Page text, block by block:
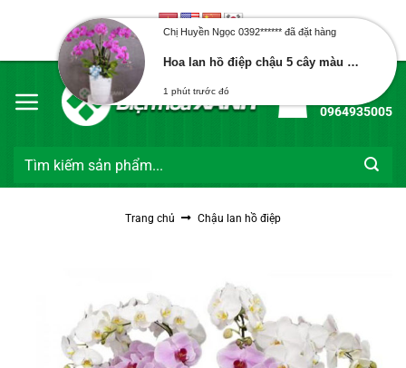
Chào mừng bạn đến với Điện Hoa Xanh
0964935005
Tìm
Trang chủ Chậu lan hồ điệp
Chị Huyền Ngọc 0392****** đã đặt hàng
Hoa lan hồ điệp chậu 5 cây màu tím
1 phút trước đó